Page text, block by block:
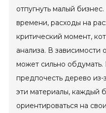
отпугнуть малый
времени, расходы на
критический момент,
анализа. В зависимости
может сильно
предпочесть дерево из-
эти материалы, каждый
ориентироваться на